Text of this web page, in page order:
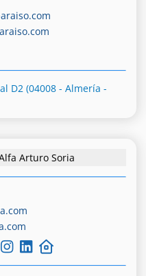
D2 (04008 - Almería -
Arturo Soria